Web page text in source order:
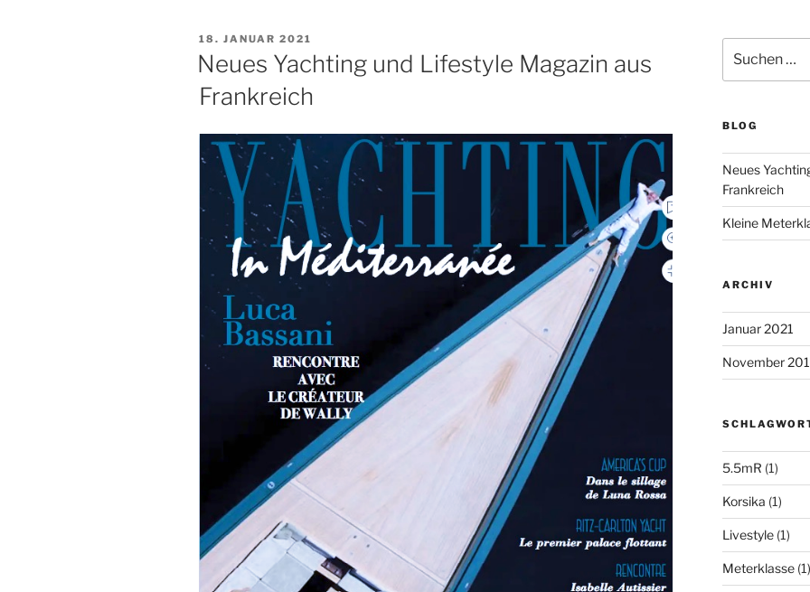
VERÖFFENTLICHT
AM
18. JANUAR 2021
Neues Yachting und Lifestyle Magazin aus
Frankreich
nach:
BLOG
Neues
Frankreich
Kleine
ARCHIV
Januar 2021
November
5.5mR (1)
Korsika (1)
Livestyle(1)
Meterklasse(1)